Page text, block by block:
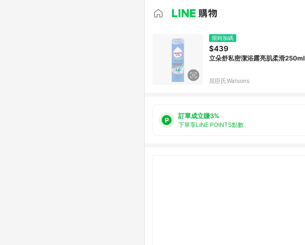
限時加碼
$439
立朵舒私密潔浴露亮肌柔滑250ml
屈臣氏Watsons
訂單成立賺3%
下單享LINE POINTS點數